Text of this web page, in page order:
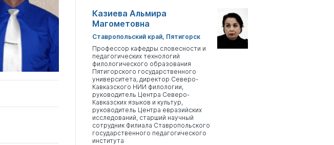
Казиева Альмира
Магометовна
Ставропольский край, Пятигорск
Профессор кафедры словесности и
педагогических технологий
филологического образования
Пятигорского государственного
университета, директор Северо-
Кавказского НИИ филологии,
руководитель Центра Северо-
Кавказских языков и культур,
руководитель Центра евразийских
исследований, старший научный
сотрудник Филиала Ставропольского
государственного педагогического
института